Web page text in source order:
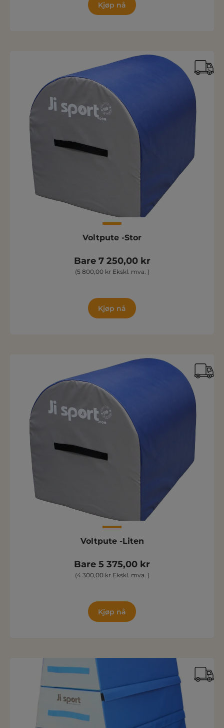
Kjøp nå
Voltpute -Stor
Bare 7 250,00 kr
(5 800,00 kr Ekskl. mva. )
Kjøp nå
Voltpute -Liten
Bare 5 375,00 kr
(4 300,00 kr Ekskl. mva. )
Kjøp nå